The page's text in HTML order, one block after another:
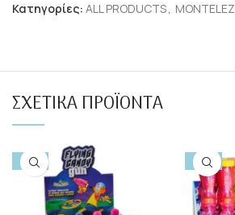
Κατηγορίες: ALL PRODUCTS, MONTELEZ
ΣΧΕΤΙΚΆ ΠΡΟΪΌΝΤΑ
-10% -50%